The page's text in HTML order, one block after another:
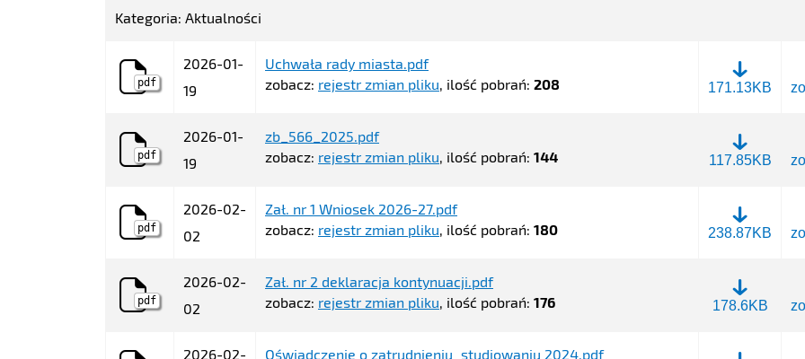
Kategoria: Aktualności
pdf
2026-01-
19
Uchwała rady miasta.pdf
zobacz: rejestr zmian pliku, ilość pobrań: 208
Uchwała
171.13KB
pdf
2026-01-
19
zb_566_2025.pdf
zobacz: rejestr zmian pliku, ilość pobrań: 144 117.85KB
pdf
2026-02-
02
Zał. nr 1 Wniosek 2026-27.pdf
zobacz: rejestr zmian pliku, ilość pobrań: 180
Zał.
Wniosek
2026-
27.pdf
238.87KB
pdf
2026-02-
02
Zał. nr 2 deklaracja kontynuacji.pdf
zobacz: rejestr zmian pliku, ilość pobrań: 176
Zał.
deklaracja
178.6KB
2026-02-
Oświadczenie o zatrudnieniu_studiowaniu 2024.pdf